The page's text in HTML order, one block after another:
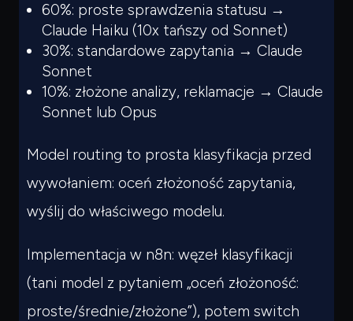
60%: proste sprawdzenia statusu →
Claude Haiku (10x tańszy od Sonnet)
30%: standardowe zapytania → Claude
Sonnet
10%: złożone analizy, reklamacje → Claude
Sonnet lub Opus
Model routing to prosta klasyfikacja przed
wywołaniem: oceń złożoność zapytania,
wyślij do właściwego modelu.
Implementacja w n8n: węzeł klasyfikacji
(tani model z pytaniem „oceń złożoność:
proste/średnie/złożone”), potem switch